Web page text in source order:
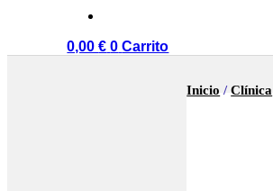
0,00€ 0 Carrito
Inicio /Clínica